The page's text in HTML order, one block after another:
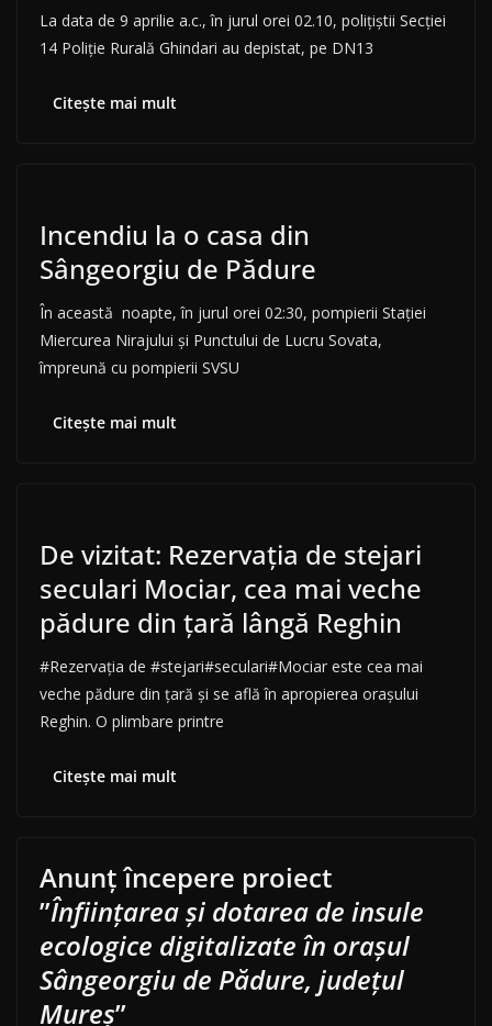
La data de 9 aprilie a.c., în jurul orei 02.10, polițiștii Secției
14 Poliție Rurală Ghindari au depistat, pe DN13
Citește mai mult
Incendiu la o casa din
Sângeorgiu de Pădure
În această noapte, în jurul orei 02:30, pompierii Stației
Miercurea Nirajului și Punctului de Lucru Sovata,
împreună cu pompierii SVSU
Citește mai mult
De vizitat: Rezervația de stejari
seculari Mociar, cea mai veche
pădure din țară lângă Reghin
#Rezervația de #stejari#seculari#Mociar este cea mai
veche pădure din țară și se află în apropierea orașului
Reghin. O plimbare printre
Citește mai mult
Anunț începere proiect
”Înființarea și dotarea de insule
ecologice digitalizate în orașul
Sângeorgiu de Pădure, județul
Mureș”